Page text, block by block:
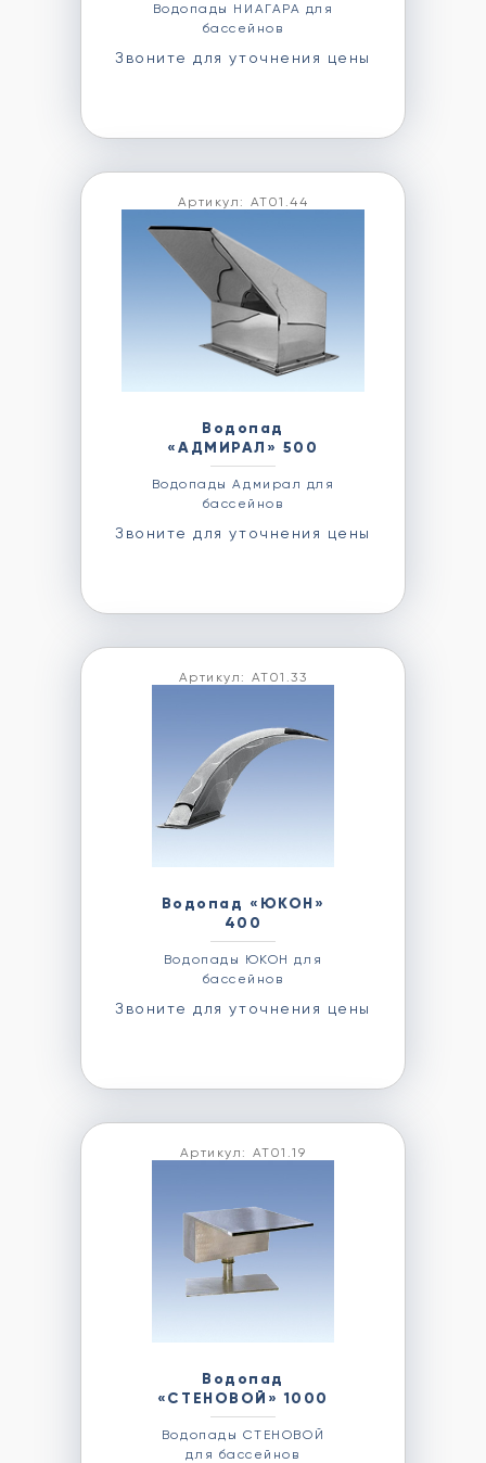
Водопады НИАГАРА для
бассейнов
Звоните для уточнения цены
Артикул: АТ01.44
Водопад
«АДМИРАЛ» 500
Водопады Адмирал для
бассейнов
Звоните для уточнения цены
Артикул: АТ01.33
Водопад «ЮКОН»
400
Водопады ЮКОН для
бассейнов
Звоните для уточнения цены
Артикул: АТ01.19
Водопад
«СТЕНОВОЙ» 1000
Водопады СТЕНОВОЙ
для бассейнов